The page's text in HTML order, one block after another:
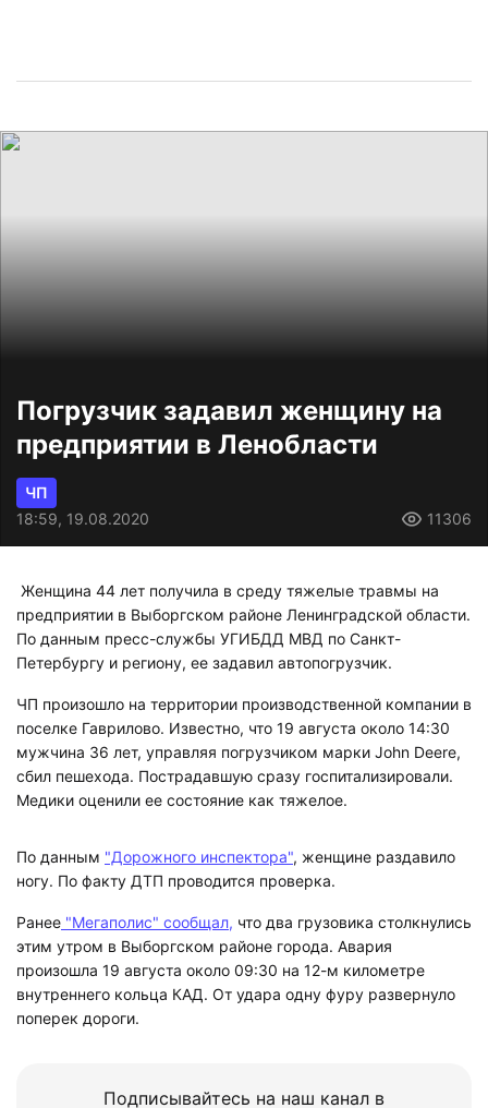
Погрузчик задавил женщину на
предприятии в Ленобласти
ЧП
18:59, 19.08.2020
11306
Женщина 44 лет получила в среду тяжелые травмы на
предприятии в Выборгском районе Ленинградской области.
По данным пресс-службы УГИБДД МВД по Санкт-
Петербургу и региону, ее задавил автопогрузчик.
ЧП произошло на территории производственной компании в
поселке Гаврилово. Известно, что 19 августа около 14:30
мужчина 36 лет, управляя погрузчиком марки John Deere,
сбил пешехода. Пострадавшую сразу госпитализировали.
Медики оценили ее состояние как тяжелое.
По данным "Дорожного инспектора", женщине раздавило
ногу. По факту ДТП проводится проверка.
Ранее "Мегаполис" сообщал, что два грузовика столкнулись
этим утром в Выборгском районе города. Авария
произошла 19 августа около 09:30 на 12-м километре
внутреннего кольца КАД. От удара одну фуру развернуло
поперек дороги.
Подписывайтесь на наш канал в